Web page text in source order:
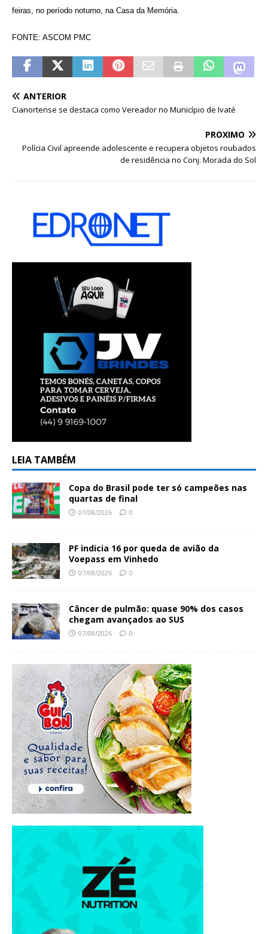
feiras, no período noturno, na Casa da Memória.
FONTE: ASCOM PMC
ANTERIOR
Cianortense se destaca como Vereador no Município de Ivaté
PRÓXIMO
Polícia Civil apreende adolescente e recupera objetos roubados
de residência no Conj. Morada do Sol
LEIA TAMBÉM
Copa do Brasil pode ter só campeões nas
quartas de final
07/08/2026 0
PF indicia 16 por queda de avião da
Voepass em Vinhedo
07/08/2026 0
Câncer de pulmão: quase 90% dos casos
chegam avançados ao SUS
07/08/2026 0